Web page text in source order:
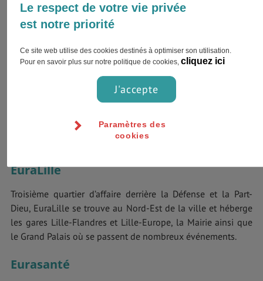
EuraLille
Troisième quartier d’affaire derrière la Défense et la Part-
Dieu, EuraLille se trouve au Nord-Est de la ville et héberge
les gares Lille-Flandres et Lille-Europe, la Mairie ainsi que
le Grand Palais où se passent de nombreux événements.
Eurasanté
Le respect de votre vie privée
est notre priorité
Ce site web utilise des cookies destinés à optimiser son utilisation.
Pour en savoir plus sur notre politique de cookies, cliquez ici
J'accepte
Paramètres des
cookies